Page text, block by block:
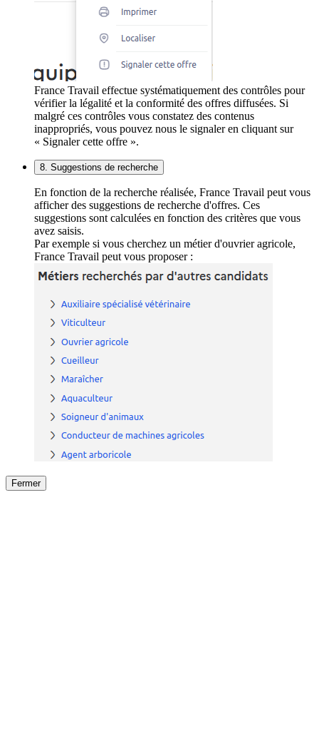
France Travail effectue systématiquement des contrôles pour
vérifier la légalité et la conformité des offres diffusées. Si
malgré ces contrôles vous constatez des contenus
inappropriés, vous pouvez nous le signaler en cliquant sur
« Signaler cette offre ».
8. Suggestions de recherche
En fonction de la recherche réalisée, France Travail peut vous
afficher des suggestions de recherche d'offres. Ces
suggestions sont calculées en fonction des critères que vous
avez saisis.
Par exemple si vous cherchez un métier d'ouvrier agricole,
France Travail peut vous proposer :
Fermer